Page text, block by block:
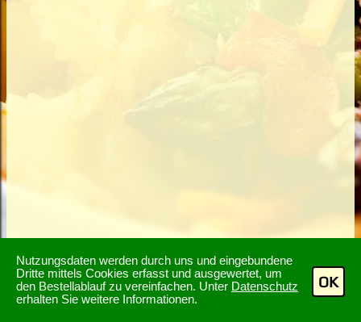
Nutzungsdaten werden durch uns und eingebundene
Dritte mittels Cookies erfasst und ausgewertet, um
den Bestellablauf zu vereinfachen. Unter Datenschutz
erhalten Sie weitere Informationen.
OK